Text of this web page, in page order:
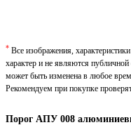
Порог АПУ 008
* Все изображения,
характер и не являются
может быть изменена в любое
Рекомендуем при покупке